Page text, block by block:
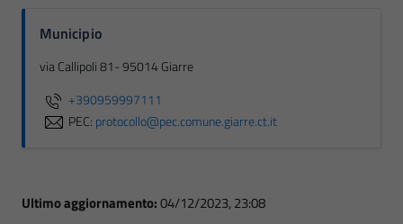
Municipio
via Callipoli 81- 95014 Giarre
+390959997111
PEC: protocollo@pec.comune.giarre.ct.it
Ultimo aggiornamento:04/12/2023, 23:08